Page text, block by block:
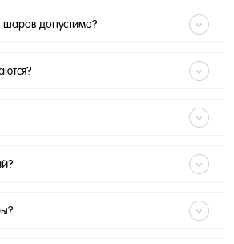
шаров допустимо?